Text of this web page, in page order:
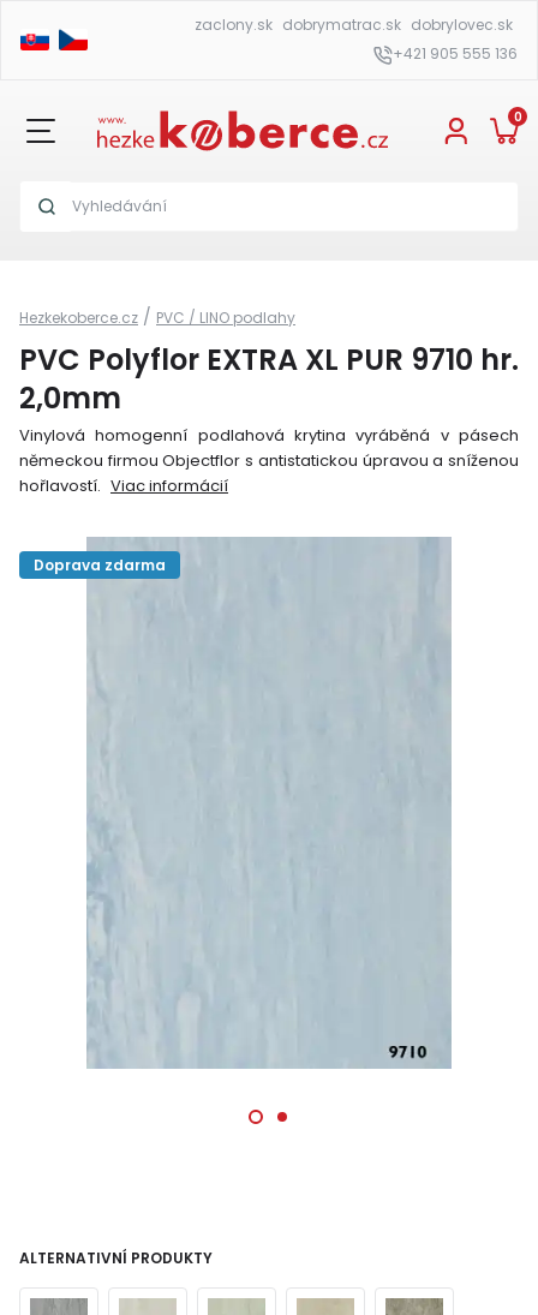
zaclony.sk dobrymatrac.sk dobrylovec.sk
+421 905 555 136
0
Hezkekoberce.cz / PVC / LINO podlahy
PVC Polyflor EXTRA XL PUR 9710 hr.
2,0mm
Vinylová homogenní podlahová krytina vyráběná v pásech
německou firmou Objectflor s antistatickou úpravou a sníženou
hořlavostí. Viac informácií
Doprava zdarma
ALTERNATIVNÍ PRODUKTY